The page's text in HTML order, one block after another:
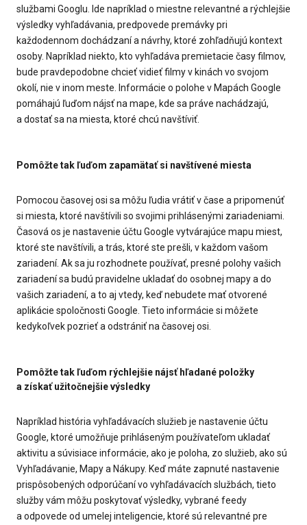
službami Googlu. Ide napríklad o miestne relevantné a rýchlejšie
výsledky vyhľadávania, predpovede premávky pri
každodennom dochádzaní a návrhy, ktoré zohľadňujú kontext
osoby. Napríklad niekto, kto vyhľadáva premietacie časy filmov,
bude pravdepodobne chcieť vidieť filmy v kinách vo svojom
okolí, nie v inom meste. Informácie o polohe v Mapách Google
pomáhajú ľuďom nájsť na mape, kde sa práve nachádzajú,
a dostať sa na miesta, ktoré chcú navštíviť.
Pomôžte tak ľuďom zapamätať si navštívené miesta
Pomocou časovej osi sa môžu ľudia vrátiť v čase a pripomenúť
si miesta, ktoré navštívili so svojimi prihlásenými zariadeniami.
Časová os je nastavenie účtu Google vytvárajúce mapu miest,
ktoré ste navštívili, a trás, ktoré ste prešli, v každom vašom
zariadení. Ak sa ju rozhodnete používať, presné polohy vašich
zariadení sa budú pravidelne ukladať do osobnej mapy a do
vašich zariadení, a to aj vtedy, keď nebudete mať otvorené
aplikácie spoločnosti Google. Tieto informácie si môžete
kedykoľvek pozrieť a odstrániť na časovej osi.
Pomôžte tak ľuďom rýchlejšie nájsť hľadané položky
a získať užitočnejšie výsledky
Napríklad história vyhľadávacích služieb je nastavenie účtu
Google, ktoré umožňuje prihláseným používateľom ukladať
aktivitu a súvisiace informácie, ako je poloha, zo služieb, ako sú
Vyhľadávanie, Mapy a Nákupy. Keď máte zapnuté nastavenie
prispôsobených odporúčaní vo vyhľadávacích službách, tieto
služby vám môžu poskytovať výsledky, vybrané feedy
a odpovede od umelej inteligencie, ktoré sú relevantné pre